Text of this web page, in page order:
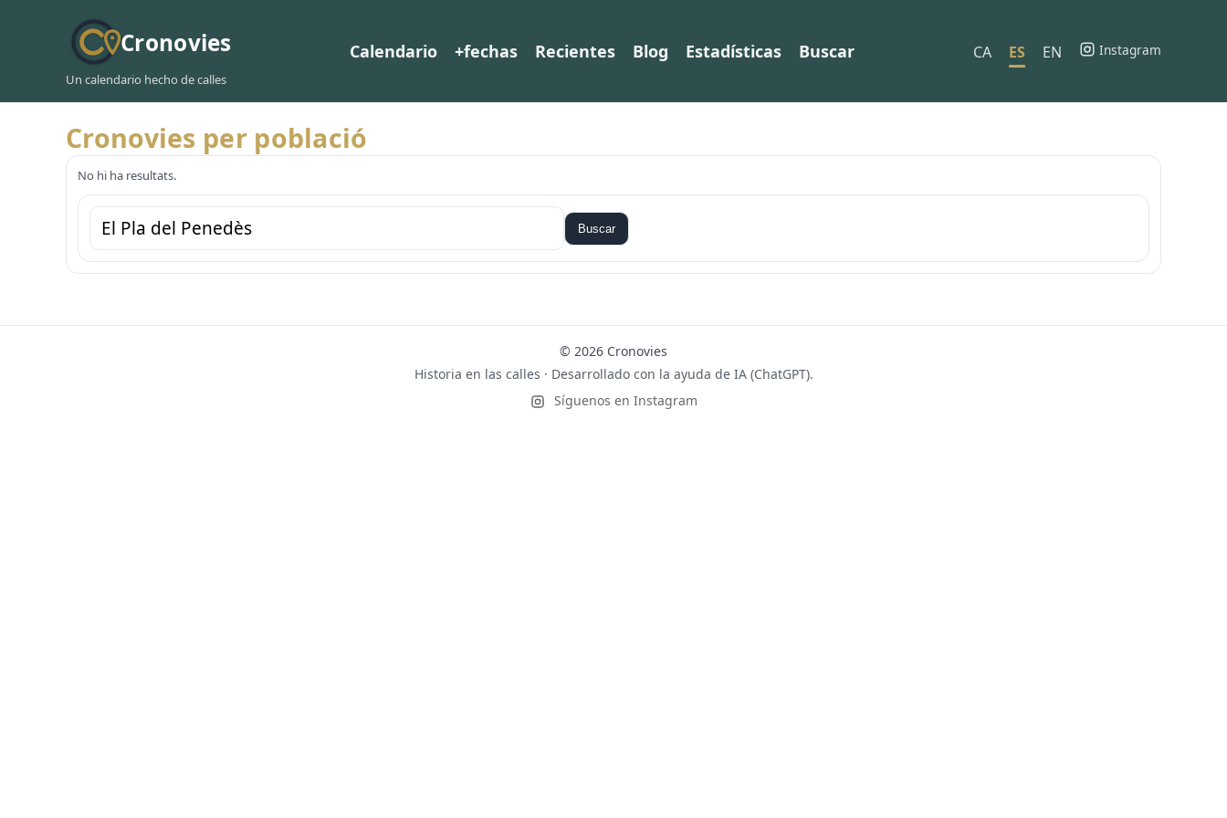
Cronovies
Un calendario hecho de calles
Calendario +fechas Recientes Blog Estadísticas Buscar CA ES EN Instagram
Cronovies per població
No hi ha resultats.
Buscar
© 2026 Cronovies
Historia en las calles · Desarrollado con la ayuda de IA (ChatGPT).
Síguenos en Instagram